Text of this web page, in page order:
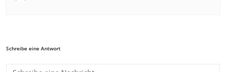
Schreibe eine Antwort